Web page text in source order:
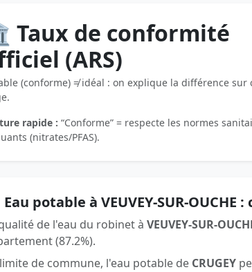
Taux de conformité
(ARS)
(conforme) ≠ idéal : on explique la différence sur
rapide : “Conforme” = respecte les normes
(nitrates/PFAS).
Eau potable à VEUVEY-SUR-OUCHE
de l'eau du robinet à VEUVEY-SUR-
(87.2%).
de commune, l'eau potable de CRUGEY